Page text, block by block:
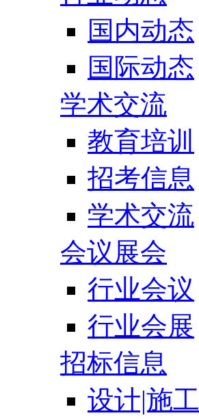
国内动态
国际动态
学术交流
教育培训
招考信息
学术交流
会议展会
行业会议
行业会展
招标信息
设计|施工